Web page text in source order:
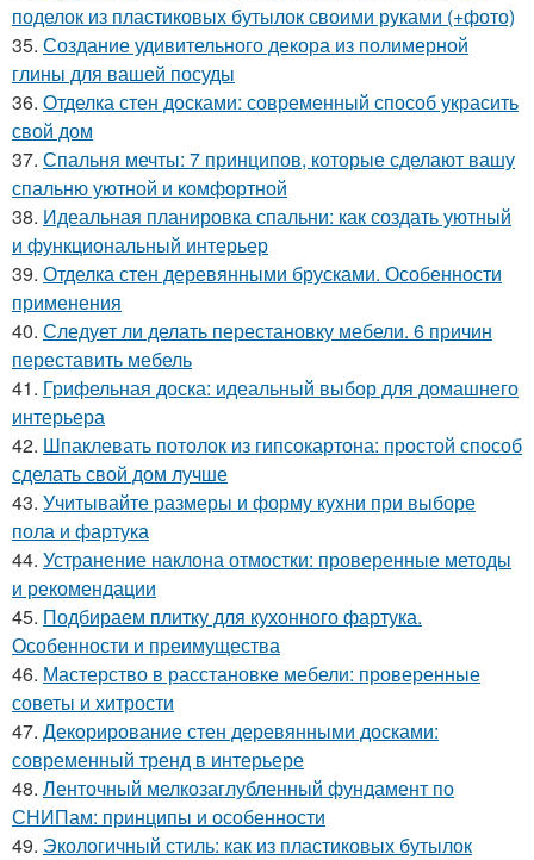
поделок из пластиковых бутылок своими руками (+фото)
35. Создание удивительного декора из полимерной
глины для вашей посуды
36. Отделка стен досками: современный способ украсить
свой дом
37. Спальня мечты: 7 принципов, которые сделают вашу
спальню уютной и комфортной
38. Идеальная планировка спальни: как создать уютный
и функциональный интерьер
39. Отделка стен деревянными брусками. Особенности
применения
40. Следует ли делать перестановку мебели. 6 причин
переставить мебель
41. Грифельная доска: идеальный выбор для домашнего
интерьера
42. Шпаклевать потолок из гипсокартона: простой способ
сделать свой дом лучше
43. Учитывайте размеры и форму кухни при выборе
пола и фартука
44. Устранение наклона отмостки: проверенные методы
и рекомендации
45. Подбираем плитку для кухонного фартука.
Особенности и преимущества
46. Мастерство в расстановке мебели: проверенные
советы и хитрости
47. Декорирование стен деревянными досками:
современный тренд в интерьере
48. Ленточный мелкозаглубленный фундамент по
СНИПам: принципы и особенности
49. Экологичный стиль: как из пластиковых бутылок